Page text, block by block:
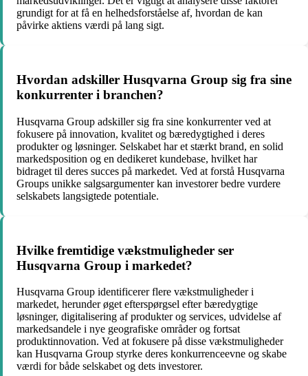
grundigt for at få en helhedsforståelse af, hvordan de kan
påvirke aktiens værdi på lang sigt.
Hvordan adskiller Husqvarna Group sig fra sine
konkurrenter i branchen?
Husqvarna Group adskiller sig fra sine konkurrenter ved at
fokusere på innovation, kvalitet og bæredygtighed i deres
produkter og løsninger. Selskabet har et stærkt brand, en solid
markedsposition og en dedikeret kundebase, hvilket har
bidraget til deres succes på markedet. Ved at forstå Husqvarna
Groups unikke salgsargumenter kan investorer bedre vurdere
selskabets langsigtede potentiale.
Hvilke fremtidige vækstmuligheder ser
Husqvarna Group i markedet?
Husqvarna Group identificerer flere vækstmuligheder i
markedet, herunder øget efterspørgsel efter bæredygtige
løsninger, digitalisering af produkter og services, udvidelse af
markedsandele i nye geografiske områder og fortsat
produktinnovation. Ved at fokusere på disse vækstmuligheder
kan Husqvarna Group styrke deres konkurrenceevne og skabe
værdi for både selskabet og dets investorer.